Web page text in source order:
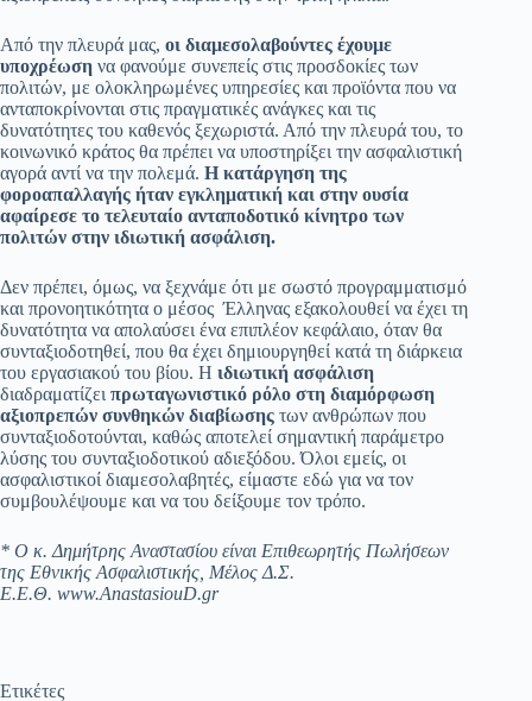
Από την πλευρά μας, οι διαμεσολαβούντες έχουμε
υποχρέωση να φανούμε συνεπείς στις προσδοκίες των
πολιτών, με ολοκληρωμένες υπηρεσίες και προϊόντα που να
ανταποκρίνονται στις πραγματικές ανάγκες και τις
δυνατότητες του καθενός ξεχωριστά. Από την πλευρά του, το
κοινωνικό κράτος θα πρέπει να υποστηρίξει την ασφαλιστική
αγορά αντί να την πολεμά. Η κατάργηση της
φοροαπαλλαγής ήταν εγκληματική και στην ουσία
αφαίρεσε το τελευταίο ανταποδοτικό κίνητρο των
πολιτών στην ιδιωτική ασφάλιση.
Δεν πρέπει, όμως, να ξεχνάμε ότι με σωστό προγραμματισμό
και προνοητικότητα ο μέσος Έλληνας εξακολουθεί να έχει τη
δυνατότητα να απολαύσει ένα επιπλέον κεφάλαιο, όταν θα
συνταξιοδοτηθεί, που θα έχει δημιουργηθεί κατά τη διάρκεια
του εργασιακού του βίου. Η ιδιωτική ασφάλιση
διαδραματίζει πρωταγωνιστικό ρόλο στη διαμόρφωση
αξιοπρεπών συνθηκών διαβίωσης των ανθρώπων που
συνταξιοδοτούνται, καθώς αποτελεί σημαντική παράμετρο
λύσης του συνταξιοδοτικού αδιεξόδου. Όλοι εμείς, οι
ασφαλιστικοί διαμεσολαβητές, είμαστε εδώ για να τον
συμβουλέψουμε και να του δείξουμε τον τρόπο.
* Ο κ. Δημήτρης Αναστασίου είναι Επιθεωρητής Πωλήσεων
της Εθνικής Ασφαλιστικής, Μέλος Δ.Σ.
Ε.Ε.Θ. www.AnastasiouD.gr
Ετικέτες